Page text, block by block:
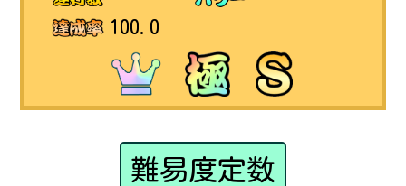
100.0
難易度定数